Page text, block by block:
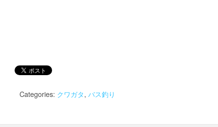
Categories: クワガタ, バス釣り